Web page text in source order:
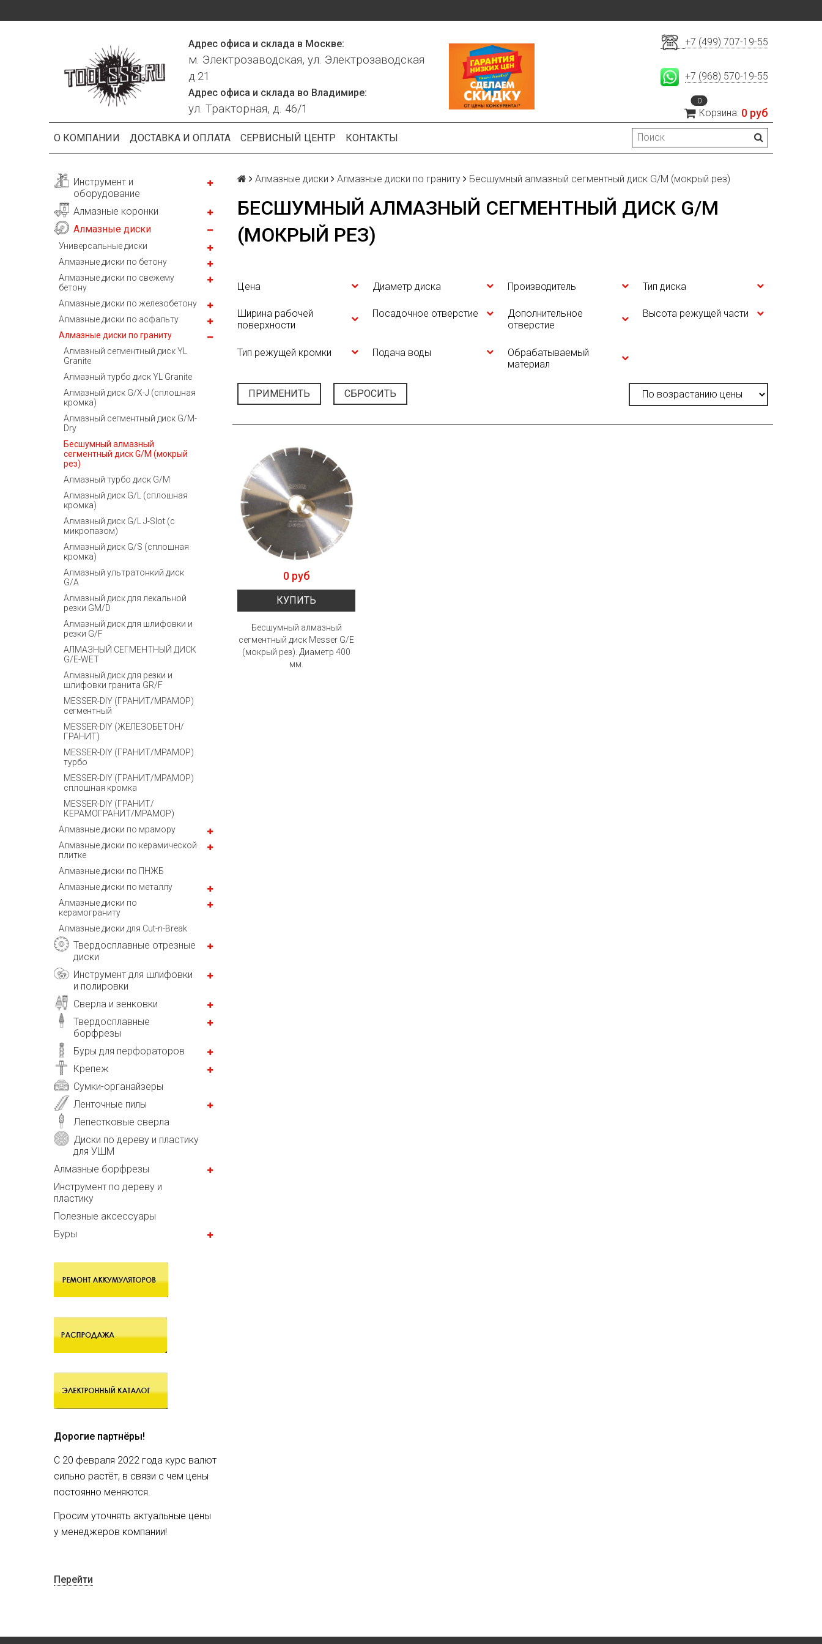
Адрес офиса и склада в Москве:
м. Электрозаводская, ул. Электрозаводская
д.21
Адрес офиса и склада во Владимире:
ул. Тракторная, д. 46/1
+7 (499) 707-19-55
+7 (968) 570-19-55
0
Корзина: 0 руб
О КОМПАНИИ ДОСТАВКА И ОПЛАТА СЕРВИСНЫЙ ЦЕНТР КОНТАКТЫ
Инструмент и
оборудование
Алмазные коронки
Алмазные диски
Универсальные диски
Алмазные диски по бетону
Алмазные диски по свежему
бетону
Алмазные диски по железобетону
Алмазные диски по асфальту
Алмазные диски по граниту
Алмазный сегментный диск YL
Granite
Алмазный турбо диск YL Granite
Алмазный диск G/X-J (сплошная
кромка)
Алмазный сегментный диск G/M-
Dry
Бесшумный алмазный
сегментный диск G/M (мокрый
рез)
Алмазный турбо диск G/M
Алмазный диск G/L (сплошная
кромка)
Алмазный диск G/L J-Slot (с
микропазом)
Алмазный диск G/S (сплошная
кромка)
Алмазный ультратонкий диск
G/A
Алмазный диск для лекальной
резки GM/D
Алмазный диск для шлифовки и
резки G/F
АЛМАЗНЫЙ СЕГМЕНТНЫЙ ДИСК
G/E-WET
Алмазный диск для резки и
шлифовки гранита GR/F
MESSER-DIY (ГРАНИТ/МРАМОР)
сегментный
MESSER-DIY (ЖЕЛЕЗОБЕТОН/
ГРАНИТ)
MESSER-DIY (ГРАНИТ/МРАМОР)
турбо
MESSER-DIY (ГРАНИТ/МРАМОР)
сплошная кромка
MESSER-DIY (ГРАНИТ/
КЕРАМОГРАНИТ/МРАМОР)
Алмазные диски по мрамору
Алмазные диски по керамической
плитке
Алмазные диски по ПНЖБ
Алмазные диски по металлу
Алмазные диски по
керамограниту
Алмазные диски для Cut-n-Break
Твердосплавные отрезные
диски
Инструмент для шлифовки
и полировки
Сверла и зенковки
Твердосплавные
борфрезы
Буры для перфораторов
Крепеж
Сумки-органайзеры
Ленточные пилы
Лепестковые сверла
Диски по дереву и пластику
для УШМ
Алмазные борфрезы
Инструмент по дереву и
пластику
Полезные аксессуары
Буры
Дорогие партнёры!
С 20 февраля 2022 года курс валют
сильно растёт, в связи с чем цены
постоянно меняются.
Просим уточнять актуальные цены
у менеджеров компании!
Перейти
Алмазные диски Алмазные диски по граниту Бесшумный алмазный сегментный диск G/M (мокрый рез)
БЕСШУМНЫЙ АЛМАЗНЫЙ СЕГМЕНТНЫЙ ДИСК G/M
(МОКРЫЙ РЕЗ)
Цена Диаметр диска Производитель Тип диска
Ширина рабочей
поверхности
Посадочное отверстие
Дополнительное
отверстие
Высота режущей части
Тип режущей кромки Подача воды
Обрабатываемый
материал
ПРИМЕНИТЬ СБРОСИТЬ
0 руб
КУПИТЬ
Бесшумный алмазный
сегментный диск Messer G/E
(мокрый рез). Диаметр 400
мм.